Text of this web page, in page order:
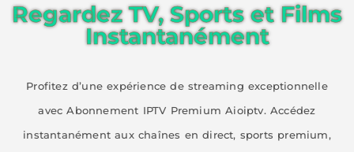
Regardez TV, Sports et Films
Instantanément
Profitez d’une expérience de streaming exceptionnelle
avec Abonnement IPTV Premium Aioiptv. Accédez
instantanément aux chaînes en direct, sports premium,